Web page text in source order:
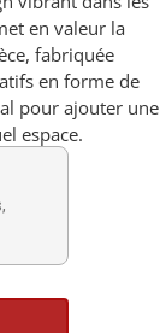
en valeur la
fabriquée
en forme de
pour ajouter une
espace.